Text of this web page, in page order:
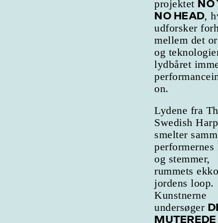
projektet NO
NO HEAD,
udforsker
mellem det
og
lydbåret
on.
Lydene fra
Swedish
smelter
performernes
og stemmer,
rummets
jordens loop.
Kunstnerne
undersøger